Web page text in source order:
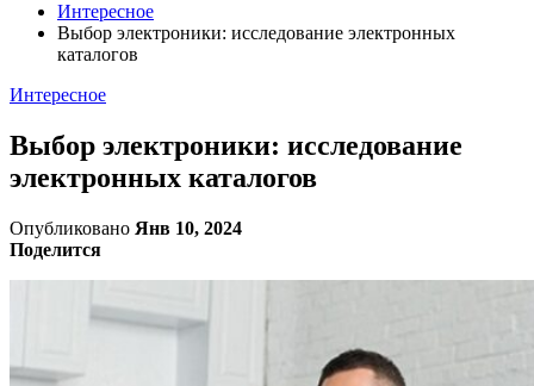
Интересное
Выбор электроники: исследование электронных
каталогов
Интересное
Выбор электроники: исследование
электронных каталогов
Опубликовано Янв 10, 2024
Поделится